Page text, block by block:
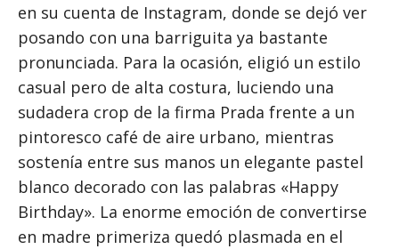
en su cuenta de Instagram, donde se dejó ver
posando con una barriguita ya bastante
pronunciada. Para la ocasión, eligió un estilo
casual pero de alta costura, luciendo una
sudadera crop de la firma Prada frente a un
pintoresco café de aire urbano, mientras
sostenía entre sus manos un elegante pastel
blanco decorado con las palabras «Happy
Birthday». La enorme emoción de convertirse
en madre primeriza quedó plasmada en el